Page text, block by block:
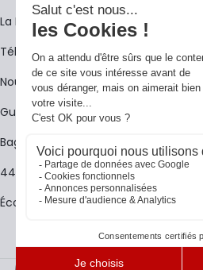
La BagShow
​Télécharger le catalogue
Nous contacter
Guides La Baguetterie
Baguetterie Shop Online
44 ans de rencontres
Écoles